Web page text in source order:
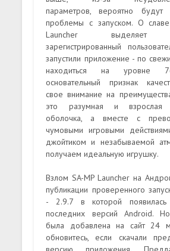
параметров, вероятно будут
проблемы с запуском. О
Launcher выделяет
зарегистрированный
запустили приложение - по
находиться на уровне
основательный признак
свое внимание на
это разумная и взрослая
оболочка, а вместе с
чумовыми игровыми
джойтиком и незабываемой
получаем идеальную игрушку.
Взлом SA-MP Launcher на
публикации проверенного
- 2.9.7 в которой появилась
последних версий Android.
была добавлена на сайт 24
обновитесь, если скачали